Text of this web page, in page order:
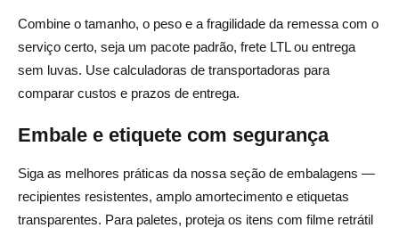
Combine o tamanho, o peso e a fragilidade da remessa com o
serviço certo, seja um pacote padrão, frete LTL ou entrega
sem luvas. Use calculadoras de transportadoras para
comparar custos e prazos de entrega.
Embale e etiquete com segurança
Siga as melhores práticas da nossa seção de embalagens —
recipientes resistentes, amplo amortecimento e etiquetas
transparentes. Para paletes, proteja os itens com filme retrátil